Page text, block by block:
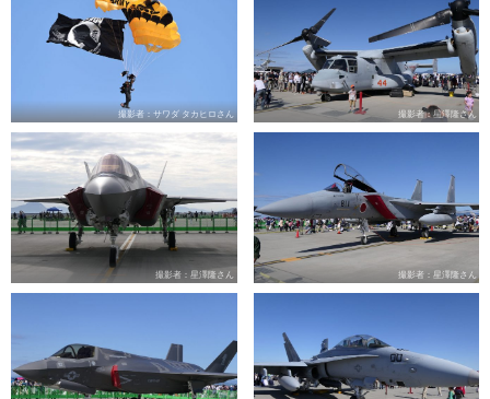
撮影者：サワダ タカヒロさん 撮影者：星澤隆さん
撮影者：星澤隆さん 撮影者：星澤隆さん